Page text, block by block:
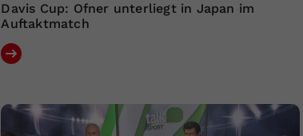
Davis Cup: Ofner unterliegt in Japan im
Auftaktmatch